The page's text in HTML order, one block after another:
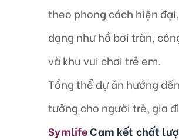
theo phong cách hiện
dạng như hồ bơi tràn,
và khu vui chơi trẻ em.
Tổng thể dự án hướng
tưởng cho người trẻ, gia
SymlifeCam kết chất